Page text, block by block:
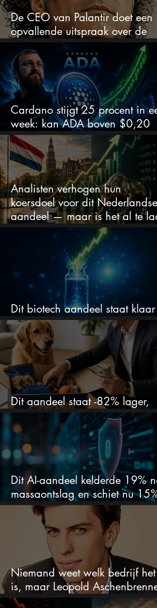
De CEO van Palantir doet een
opvallende uitspraak over de
beurs
Cardano stijgt 25 procent in
week: kan ADA boven $0,20
blijven?
Analisten verhogen hun
koersdoel voor dit Nederlandse
aandeel — maar is het al te laat
om in te stappen?
Dit biotech aandeel staat klaar
voor een flinke rally
Dit aandeel staat -82% lager,
terwijl het bedrijf gewoon groeit
Dit AI-aandeel kelderde 19% na
massaontslag en schiet nu 15%
omhoog
Niemand weet welk bedrijf het
is, maar Leopold Aschenbrenner
zet er nu $500 miljoen op